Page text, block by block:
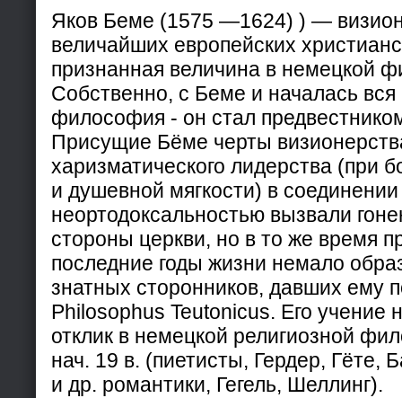
Яков Беме (1575 —1624) ) —
величайших европейских
признанная величина в немецкой
Собственно, с Беме и началась
философия - он стал
Присущие Бёме черты
харизматического лидерства (при
и душевной мягкости) в соединении
неортодоксальностью вызвали
стороны церкви, но в то же время
последние годы жизни немало
знатных сторонников, давших ему
Philosophus Teutonicus. Его учение
отклик в немецкой религиозной
нач. 19 в. (пиетисты, Гердер, Гёте,
и др. романтики, Гегель, Шеллинг).